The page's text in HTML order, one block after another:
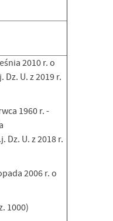
2010 r. o
U. z 2019 r.
1960 r. -
U. z 2018 r.
2006 r. o
1000)